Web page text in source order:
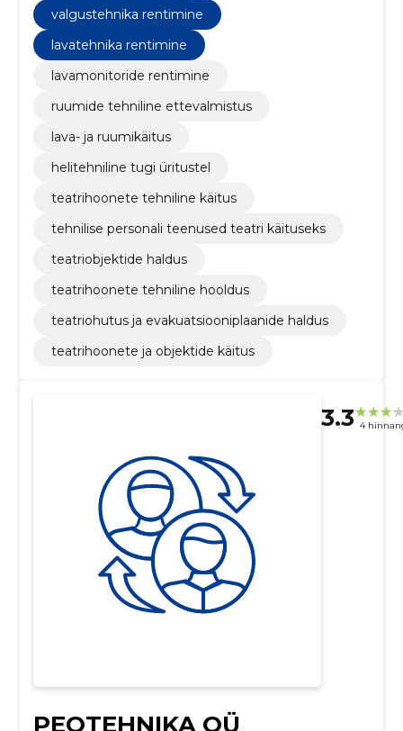
valgustehnika rentimine
lavatehnika rentimine
lavamonitoride rentimine
ruumide tehniline ettevalmistus
lava- ja ruumikäitus
helitehniline tugi üritustel
teatrihoonete tehniline käitus
tehnilise personali teenused teatri käituseks
teatriobjektide haldus
teatrihoonete tehniline hooldus
teatriohutus ja evakuatsiooniplaanide haldus
teatrihoonete ja objektide käitus
3.3 4
PEOTEHNIKA OÜ